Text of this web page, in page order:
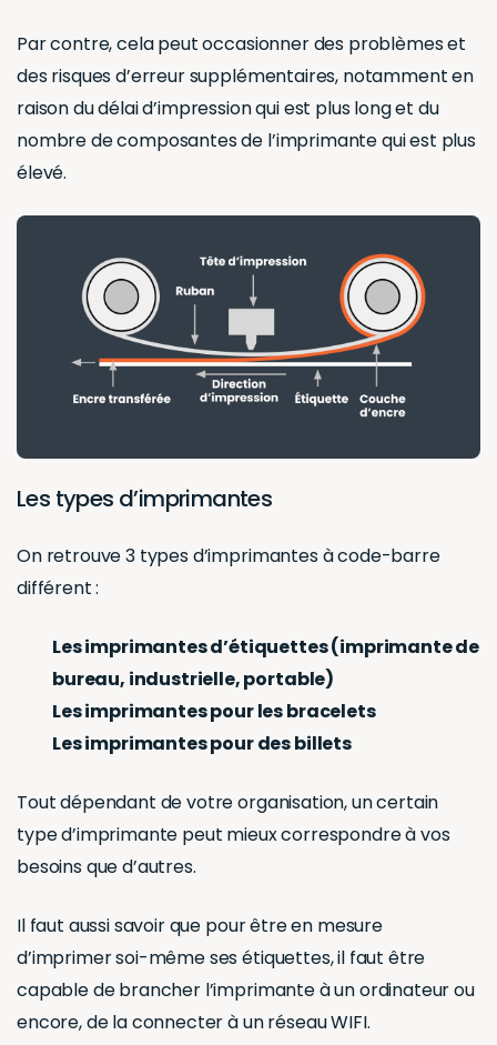
Par contre, cela peut occasionner des problèmes et
des risques d’erreur supplémentaires, notamment en
raison du délai d’impression qui est plus long et du
nombre de composantes de l’imprimante qui est plus
élevé.
Les types d’imprimantes
On retrouve 3 types d’imprimantes à code-barre
différent :
Les imprimantes d’étiquettes (imprimante de
bureau, industrielle, portable)
Les imprimantes pour les bracelets
Les imprimantes pour des billets
Tout dépendant de votre organisation, un certain
type d’imprimante peut mieux correspondre à vos
besoins que d’autres.
Il faut aussi savoir que pour être en mesure
d’imprimer soi-même ses étiquettes, il faut être
capable de brancher l’imprimante à un ordinateur ou
encore, de la connecter à un réseau WIFI.